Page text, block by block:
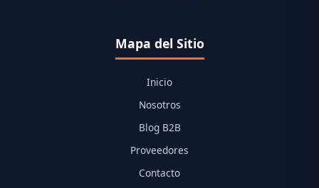
Mapa del Sitio
Inicio
Nosotros
Blog B2B
Proveedores
Contacto